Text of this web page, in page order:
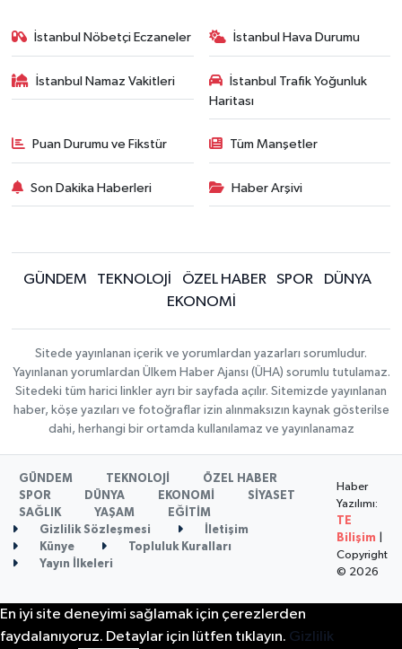
İstanbul Nöbetçi Eczaneler İstanbul Hava Durumu
İstanbul Namaz Vakitleri
İstanbul Trafik Yoğunluk
Haritası
Puan Durumu ve Fikstür Tüm Manşetler
Son Dakika Haberleri Haber Arşivi
GÜNDEM TEKNOLOJİ ÖZEL HABER SPOR
DÜNYA
EKONOMİ
Sitede yayınlanan içerik ve yorumlardan yazarları sorumludur.
Yayınlanan yorumlardan Ülkem Haber Ajansı (ÜHA) sorumlu tutulamaz.
Sitedeki tüm harici linkler ayrı bir sayfada açılır. Sitemizde yayınlanan
haber, köşe yazıları ve fotoğraflar izin alınmaksızın kaynak gösterilse
dahi, herhangi bir ortamda kullanılamaz ve yayınlanamaz
GÜNDEM TEKNOLOJİ
ÖZEL HABER
SPOR
DÜNYA EKONOMİ
SİYASET
SAĞLIK
YAŞAM
EĞİTİM
Gizlilik Sözleşmesi
İletişim
Künye
Topluluk Kuralları
Yayın İlkeleri
Haber
Yazılımı:
TE
Bilişim
Copyright
© 2026
En iyi site deneyimi sağlamak için çerezlerden
faydalanıyoruz. Detaylar için lütfen tıklayın. Gizlilik